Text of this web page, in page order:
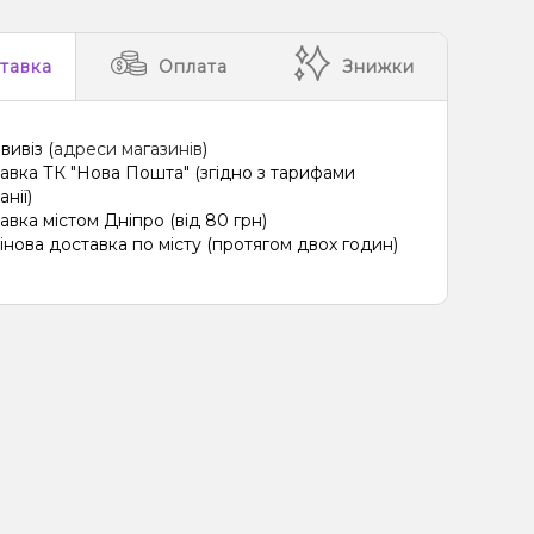
М'ята
Лайм, Лід/Холодок, Квіти
Ананас, Кавун, Диня
Пиріг/Кондитерка, Чізкейк
Лимон, Пиріг/Кондитерка
Лід/Холодок
Апельсин, Грейпфрут
Оплата Знижки
(адреси магазинів)
ТК "Нова Пошта" (згідно з тарифами
містом Дніпро (від 80 грн)
доставка по місту (протягом двох годин)